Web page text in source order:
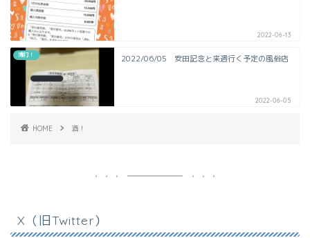
2022-06-13
博打！ 2022/06/05 安田記念と来週行く予定の風俗店
2022-06-05
HOME 酒！
X（旧Twitter）